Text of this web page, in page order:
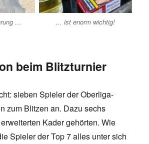
… … ist enorm wichtig!
beim Blitzturnier
sieben Spieler der Oberliga-
zum Blitzen an. Dazu sechs
Kader gehörten. Wie
Spieler der Top 7 alles unter sich